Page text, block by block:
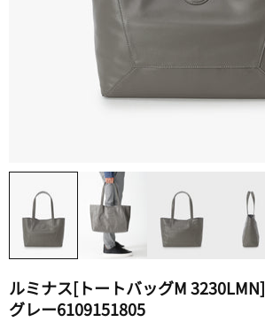
ルミナス​[トートバッグM 3230LMN]​
グレー6109151805